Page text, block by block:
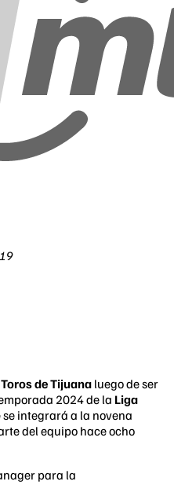
Toros de Tijuana luego de ser
2024 de la Liga
se integrará a la novena
del equipo hace ocho
para la